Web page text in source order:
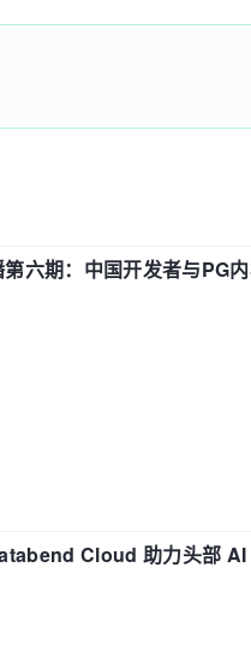
六期：中国开发者与PG
Cloud 助力头部